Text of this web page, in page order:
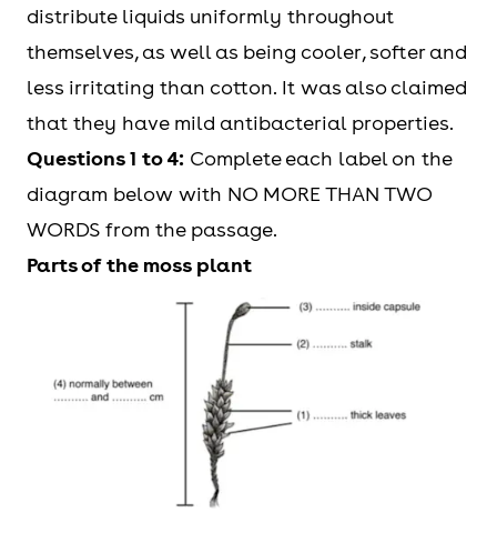
distribute liquids uniformly throughout
themselves, as well as being cooler, softer and
less irritating than cotton. It was also claimed
that they have mild antibacterial properties.
Questions 1 to 4: Complete each label on the
diagram below with NO MORE THAN TWO
WORDS from the passage.
Parts of the moss plant